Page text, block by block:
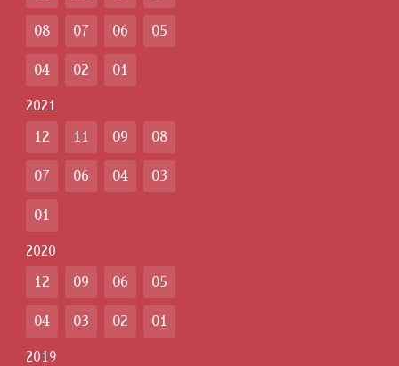
08 07 06 05
04 02 01
2021
12 11 09 08
07 06 04 03
01
2020
12 09 06 05
04 03 02 01
2019